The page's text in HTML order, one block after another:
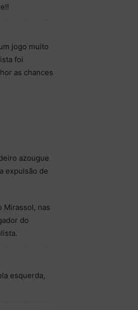
jogo muito
foi
as chances
azougue
expulsão de
Mirassol, nas
do
esquerda,